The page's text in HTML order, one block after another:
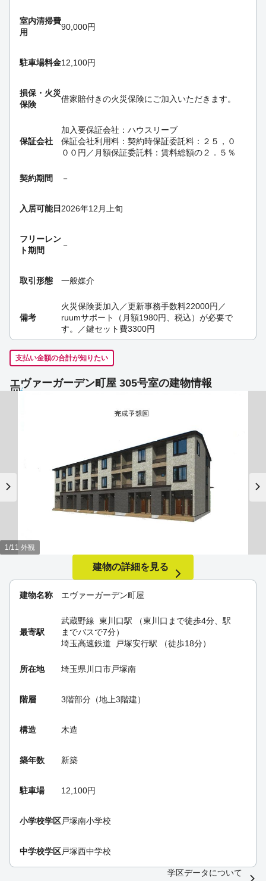
室内清掃費
用
90,000円
駐車場料金12,100円
損保・ 火災
保険
借家賠付きの火災保険にご加入いただきます。
保証会社
加入要保証会社：ハウスリーブ
保証会社利用料：契約時保証委託料：２５，０
００円／月額保証委託料：賃料総額の２．５％
契約期間 －
入居可能日2026年12月上旬
フリーレン
ト期間
－
取引形態 一般媒介
備考
火災保険要加入／更新事務手数料22000円／
ruumサポート（月額1980円、税込）が必要で
す。／鍵セット費3300円
支払い金額の合計が知りたい
エヴァーガーデン町屋 305号室の建物情報
建物名称 エヴァーガーデン町屋
最寄駅
武蔵野線 東川口駅 （東川口まで徒歩4分、駅
までバスで7分）
埼玉高速鉄道
戸塚安行駅 （徒歩18分）
所在地 埼玉県川口市戸塚南
階層 3階部分（地上3階建）
構造 木造
築年数 新築
駐車場 12,100円
小学校学区戸塚南小学校
中学校学区戸塚西中学校
1/11 外観
建物の詳細を見る
学区データについて